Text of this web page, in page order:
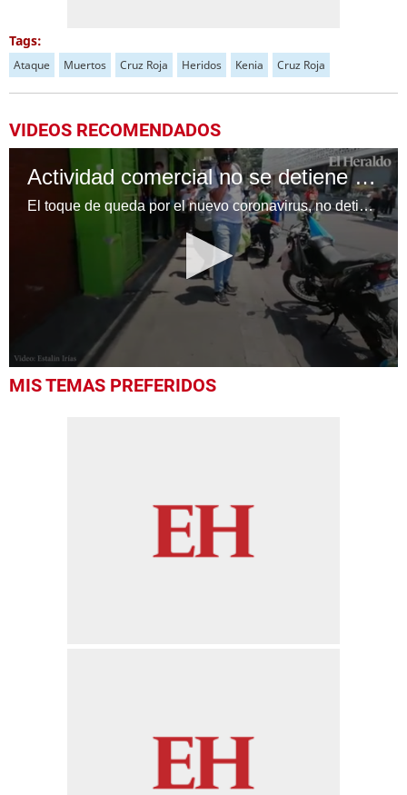
Tags:
Ataque Muertos Cruz Roja Heridos Kenia Cruz Roja
VIDEOS RECOMENDADOS
Actividad comercial no se detiene en el centro de la capital
El toque de queda por el nuevo coronavirus, no detiene la activdad comercial en el centro de la capital.
seconds
MIS TEMAS PREFERIDOS